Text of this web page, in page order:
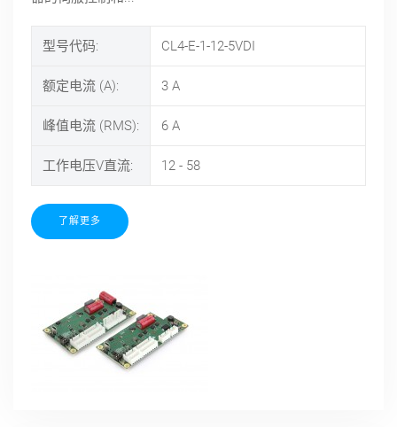
型号代码: CL4-E-1-12-5VDI
额定电流 (A): 3 A
峰值电流 (RMS): 6 A
工作电压V直流: 12 - 58
了解更多